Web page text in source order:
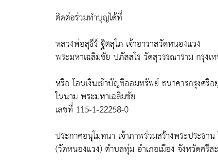
ติดต่อร่วมทำบุญได้ที่
หลวงพ่อสุธีร์ ฐิตสุโภ เจ้าอาวาสวัดหนองแวง
พระมหาเฉลิมชัย ปภัสสโร วัดสุวรรณาราม กรุงเ
หรือ โอนเงินเข้าบัญชีออมทรัพย์ ธนาคารกรุงศรี
ในนาม พระมหาเฉลิมชัย
เลขที่ 115-1-22258-0
ประกาศอนุโมทนา เจ้าภาพร่วมสร้างพระประธา
(วัดหนองแวง) ตำบลทุ่ม อำเภอเมือง จังหวัดศ